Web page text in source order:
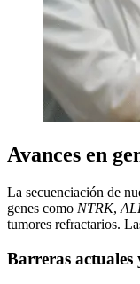
Avances en
La secuenciación de
genes como NTRK,
tumores refractarios.
Barreras actuales